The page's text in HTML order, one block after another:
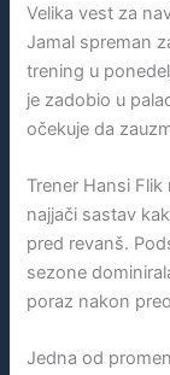
Velika vest za
Jamal spreman
trening u
je zadobio u
očekuje da
Trener Hansi
najjači sastav
pred revanš.
sezone
poraz nakon
Jedna od